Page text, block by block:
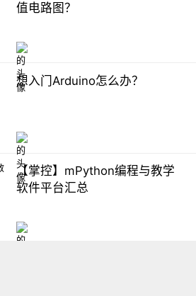
值电路图？
想入门Arduino怎么办？
【掌控】mPython编程与教学
软件平台汇总